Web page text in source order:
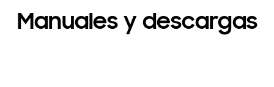
Manuales y descargas